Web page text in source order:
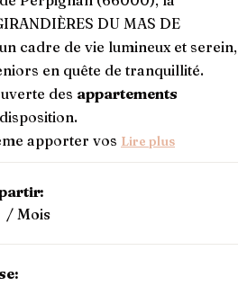
DU MAS DE
cadre de vie lumineux et serein,
en quête de tranquillité.
des appartements
apporter vos Lire plus
/ Mois